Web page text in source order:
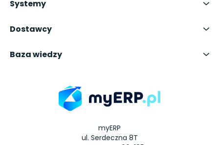
myERP
ul. Serdeczna 8T
Systemy
Dostawcy
Baza wiedzy